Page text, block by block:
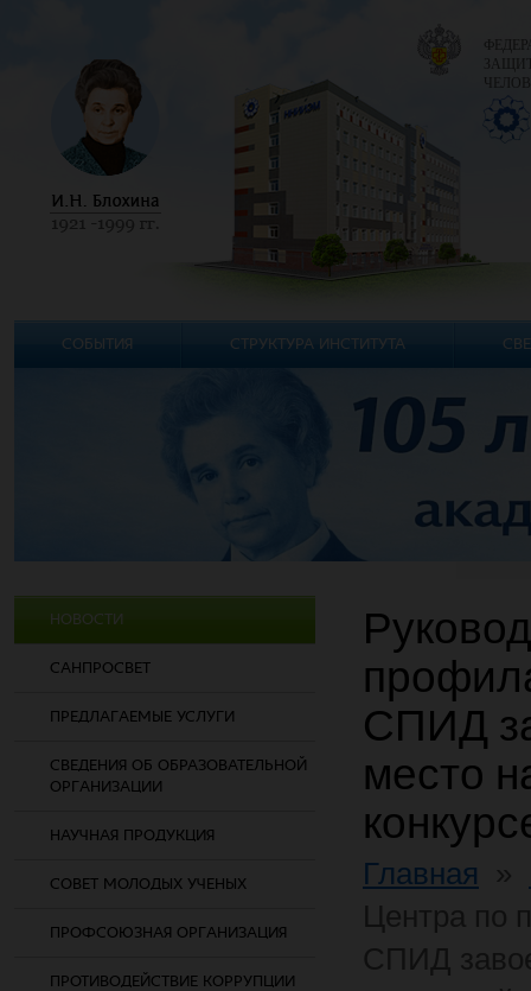
НОВОСТИ
САНПРОСВЕТ
ПРЕДЛАГАЕМЫЕ УСЛУГИ
СВЕДЕНИЯ ОБ ОБРАЗОВАТЕЛЬНОЙ
ОРГАНИЗАЦИИ
НАУЧНАЯ ПРОДУКЦИЯ
СОВЕТ МОЛОДЫХ УЧЕНЫХ
ПРОФСОЮЗНАЯ ОРГАНИЗАЦИЯ
ПРОТИВОДЕЙСТВИЕ КОРРУПЦИИ
СПИД
место
Главная
СОБЫТИЯ СТРУКТУРА ИНСТИТУТА